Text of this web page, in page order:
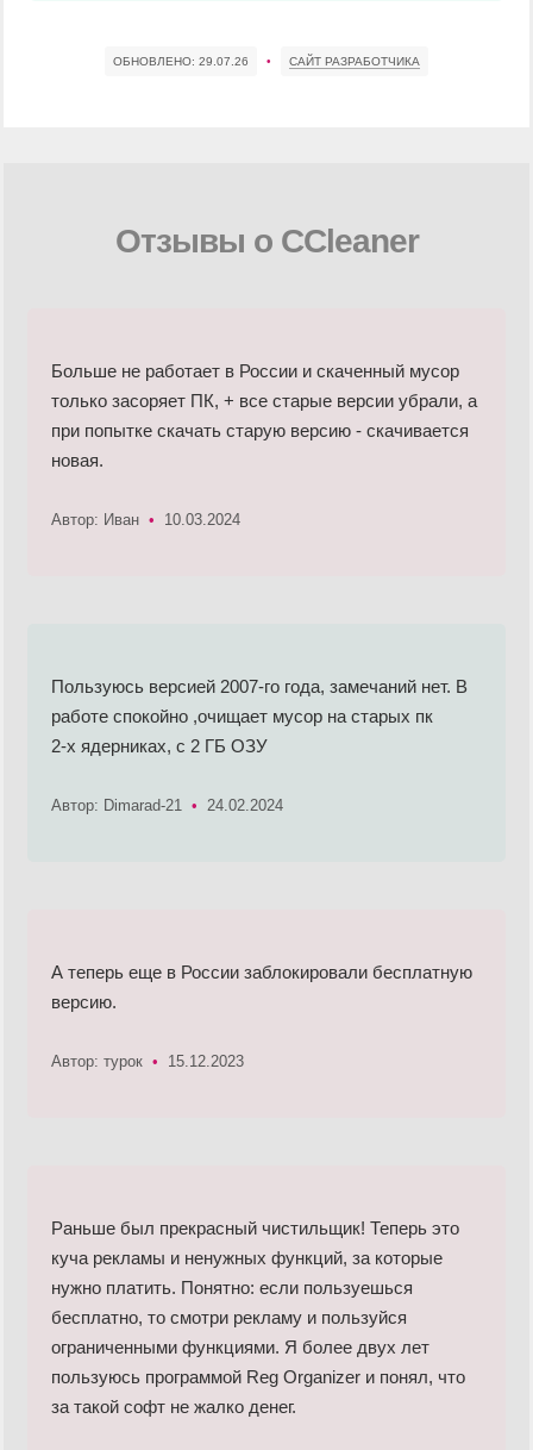
ОБНОВЛЕНО: 29.07.26 • САЙТ РАЗРАБОТЧИКА
Отзывы о CCleaner
Больше не работает в России и скаченный мусор
только засоряет ПК, + все старые версии убрали, а
при попытке скачать старую версию - скачивается
новая.
Автор: Иван • 10.03.2024
Пользуюсь версией 2007-го года, замечаний нет. В
работе спокойно ,очищает мусор на старых пк
2-х ядерниках, с 2 ГБ ОЗУ
Автор: Dimarad-21 • 24.02.2024
А теперь еще в России заблокировали бесплатную
версию.
Автор: турок • 15.12.2023
Раньше был прекрасный чистильщик! Теперь это
куча рекламы и ненужных функций, за которые
нужно платить. Понятно: если пользуешься
бесплатно, то смотри рекламу и пользуйся
ограниченными функциями. Я более двух лет
пользуюсь программой Reg Organizer и понял, что
за такой софт не жалко денег.